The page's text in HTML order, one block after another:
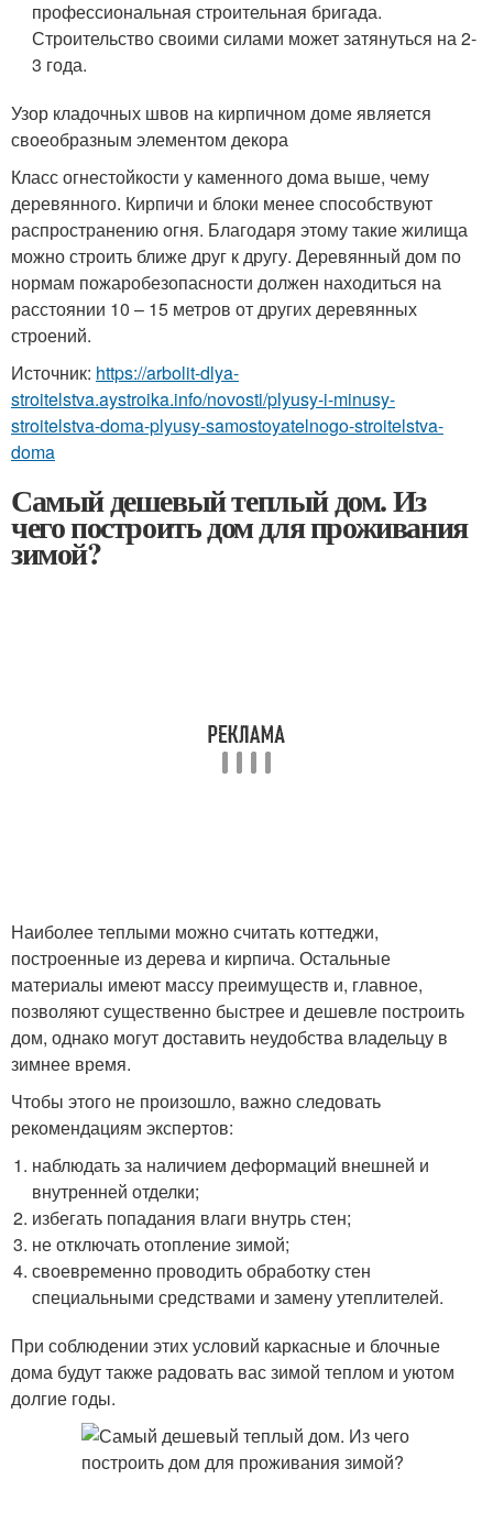
профессиональная строительная бригада.
Строительство своими силами может затянуться на 2-
3 года.
Узор кладочных швов на кирпичном доме является
своеобразным элементом декора
Класс огнестойкости у каменного дома выше, чему
деревянного. Кирпичи и блоки менее способствуют
распространению огня. Благодаря этому такие жилища
можно строить ближе друг к другу. Деревянный дом по
нормам пожаробезопасности должен находиться на
расстоянии 10 – 15 метров от других деревянных
строений.
Источник: https://arbolit-dlya-
stroitelstva.aystroika.info/novosti/plyusy-i-minusy-
stroitelstva-doma-plyusy-samostoyatelnogo-stroitelstva-
doma
Самый дешевый теплый дом. Из
чего построить дом для проживания
зимой?
Наиболее теплыми можно считать коттеджи,
построенные из дерева и кирпича. Остальные
материалы имеют массу преимуществ и, главное,
позволяют существенно быстрее и дешевле построить
дом, однако могут доставить неудобства владельцу в
зимнее время.
Чтобы этого не произошло, важно следовать
рекомендациям экспертов:
наблюдать за наличием деформаций внешней и
внутренней отделки;
избегать попадания влаги внутрь стен;
не отключать отопление зимой;
своевременно проводить обработку стен
специальными средствами и замену утеплителей.
При соблюдении этих условий каркасные и блочные
дома будут также радовать вас зимой теплом и уютом
долгие годы.